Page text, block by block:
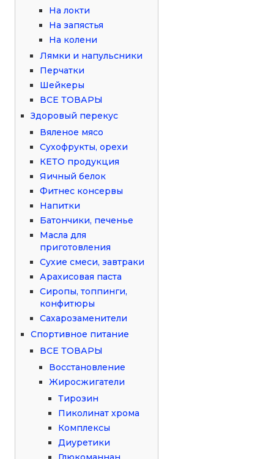
На локти
На запястья
На колени
Лямки и напульсники
Перчатки
Шейкеры
ВСЕ ТОВАРЫ
Здоровый перекус
Вяленое мясо
Сухофрукты, орехи
КЕТО продукция
Яичный белок
Фитнес консервы
Напитки
Батончики, печенье
Масла для
приготовления
Сухие смеси, завтраки
Арахисовая паста
Сиропы, топпинги,
конфитюры
Сахарозаменители
Спортивное питание
ВСЕ ТОВАРЫ
Восстановление
Жиросжигатели
Тирозин
Пиколинат хрома
Комплексы
Диуретики